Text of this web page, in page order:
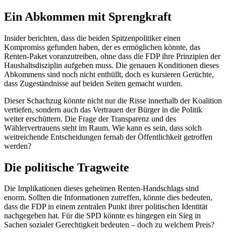
Ein Abkommen mit Sprengkraft
Insider berichten, dass die beiden Spitzenpolitiker einen
Kompromiss gefunden haben, der es ermöglichen könnte, das
Renten-Paket voranzutreiben, ohne dass die FDP ihre Prinzipien der
Haushaltsdisziplin aufgeben muss. Die genauen Konditionen dieses
Abkommens sind noch nicht enthüllt, doch es kursieren Gerüchte,
dass Zugeständnisse auf beiden Seiten gemacht wurden.
Dieser Schachzug könnte nicht nur die Risse innerhalb der Koalition
vertiefen, sondern auch das Vertrauen der Bürger in die Politik
weiter erschüttern. Die Frage der Transparenz und des
Wählervertrauens steht im Raum. Wie kann es sein, dass solch
weitreichende Entscheidungen fernab der Öffentlichkeit getroffen
werden?
Die politische Tragweite
Die Implikationen dieses geheimen Renten-Handschlags sind
enorm. Sollten die Informationen zutreffen, könnte dies bedeuten,
dass die FDP in einem zentralen Punkt ihrer politischen Identität
nachgegeben hat. Für die SPD könnte es hingegen ein Sieg in
Sachen sozialer Gerechtigkeit bedeuten – doch zu welchem Preis?